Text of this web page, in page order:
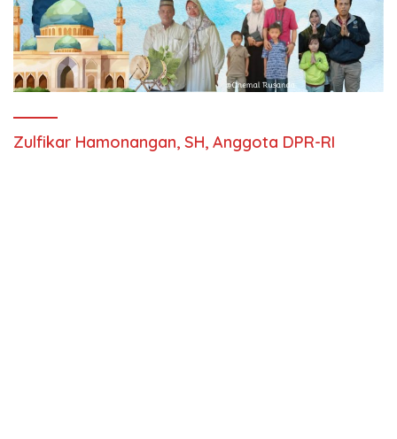
Zulfikar Hamonangan, SH, Anggota DPR-RI